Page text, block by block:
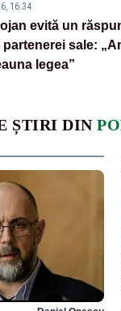
16:34
evită un
partenerei sale:
legea”
ȘTIRI DIN